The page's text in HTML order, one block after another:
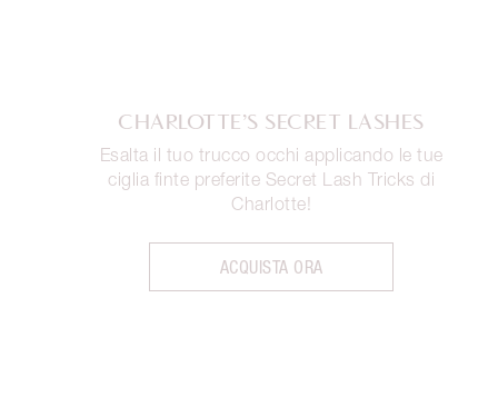
CHARLOTTE’S SECRET LASHES
Esalta il tuo trucco occhi applicando le tue
ciglia finte preferite Secret Lash Tricks di
Charlotte!
ACQUISTA ORA